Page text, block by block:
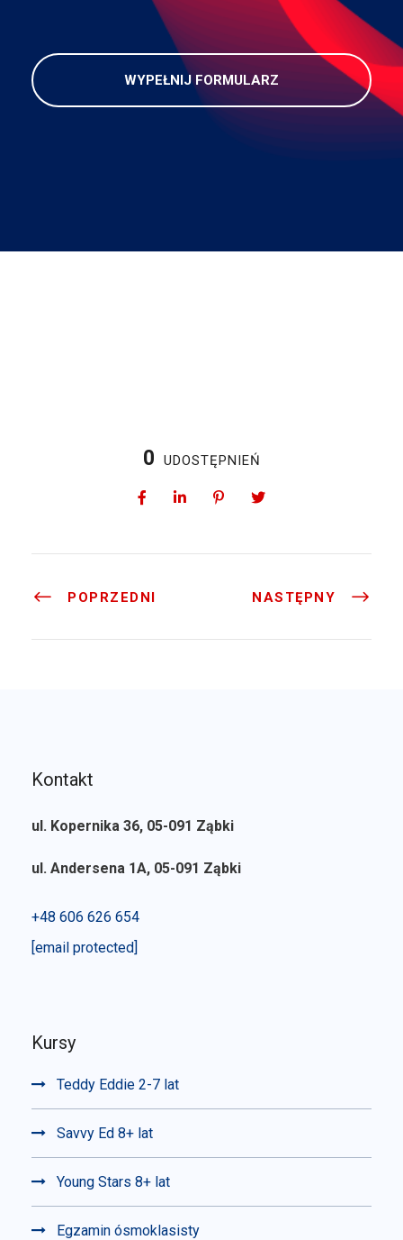
WYPEŁNIJ FORMULARZ
0 UDOSTĘPNIEŃ
POPRZEDNI NASTĘPNY
Kontakt
ul. Kopernika 36, 05-091 Ząbki
ul. Andersena 1A, 05-091 Ząbki
+48 606 626 654
[email protected]
Kursy
Teddy Eddie 2-7 lat
Savvy Ed 8+ lat
Young Stars 8+ lat
Egzamin ósmoklasisty